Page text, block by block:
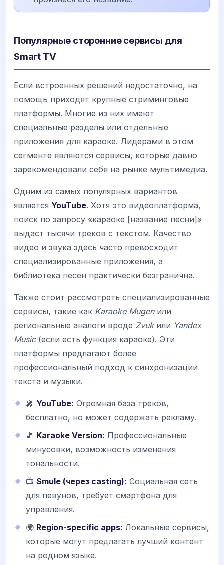
Популярные сторонние сервисы для
Smart TV
Если встроенных решений недостаточно, на
помощь приходят крупные стриминговые
платформы. Многие из них имеют
специальные разделы или отдельные
приложения для караоке. Лидерами в этом
сегменте являются сервисы, которые давно
зарекомендовали себя на рынке мультимедиа.
Одним из самых популярных вариантов
является YouTube. Хотя это видеоплатформа,
поиск по запросу «караоке [название песни]»
выдаст тысячи треков с текстом. Качество
видео и звука здесь часто превосходит
специализированные приложения, а
библиотека песен практически безгранична.
Также стоит рассмотреть специализированные
сервисы, такие как Karaoke Mugenили
региональные аналоги вроде Zvukили Yandex
Music(если есть функция караоке). Эти
платформы предлагают более
профессиональный подход к синхронизации
текста и музыки.
🎤 YouTube: Огромная база треков,
бесплатно, но может содержать рекламу.
🎵 Karaoke Version: Профессиональные
минусовки, возможность изменения
тональности.
📺 Smule (через casting): Социальная сеть
для певунов, требует смартфона для
управления.
🌍 Region-specific apps: Локальные сервисы,
которые могут предлагать лучший контент
на родном языке.